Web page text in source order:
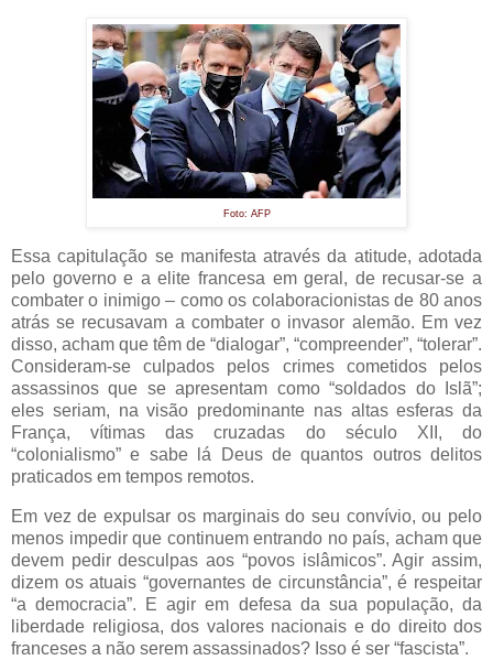
Foto: AFP
Essa capitulação se manifesta através da atitude, adotada
pelo governo e a elite francesa em geral, de recusar-se a
combater o inimigo – como os colaboracionistas de 80 anos
atrás se recusavam a combater o invasor alemão. Em vez
disso, acham que têm de “dialogar”, “compreender”, “tolerar”.
Consideram-se culpados pelos crimes cometidos pelos
assassinos que se apresentam como “soldados do Islã”;
eles seriam, na visão predominante nas altas esferas da
França, vítimas das cruzadas do século XII, do
“colonialismo” e sabe lá Deus de quantos outros delitos
praticados em tempos remotos.
Em vez de expulsar os marginais do seu convívio, ou pelo
menos impedir que continuem entrando no país, acham que
devem pedir desculpas aos “povos islâmicos”. Agir assim,
dizem os atuais “governantes de circunstância”, é respeitar
“a democracia”. E agir em defesa da sua população, da
liberdade religiosa, dos valores nacionais e do direito dos
franceses a não serem assassinados? Isso é ser “fascista”.